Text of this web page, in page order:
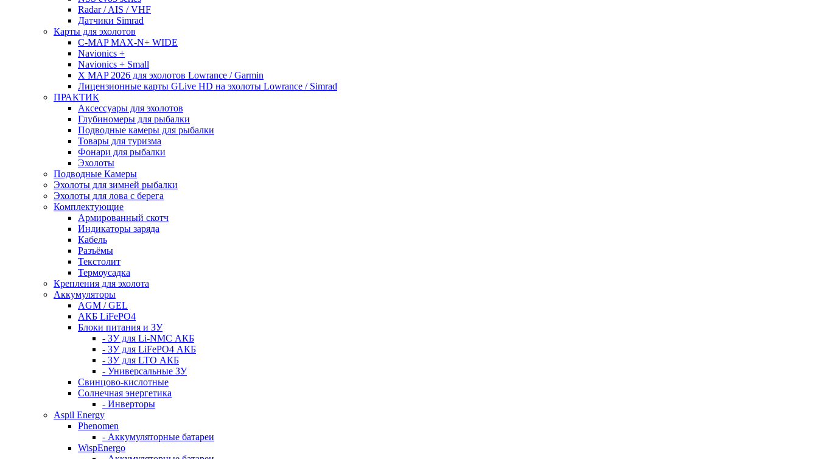
Radar / AIS / VHF
Датчики Simrad
Карты для эхолотов
C-MAP MAX-N+ WIDE
Navionics +
Navionics + Small
X MAP 2026 для эхолотов Lowrance / Garmin
Лицензионные карты GLive HD на эхолоты Lowrance / Simrad
ПРАКТИК
Аксессуары для эхолотов
Глубиномеры для рыбалки
Подводные камеры для рыбалки
Товары для туризма
Фонари для рыбалки
Эхолоты
Подводные Камеры
Эхолоты для зимней рыбалки
Эхолоты для лова с берега
Комплектующие
Армированный скотч
Индикаторы заряда
Кабель
Разъёмы
Текстолит
Термоусадка
Крепления для эхолота
Аккумуляторы
AGM / GEL
АКБ LiFePO4
Блоки питания и ЗУ
- ЗУ для Li-NMC АКБ
- ЗУ для LiFePO4 АКБ
- ЗУ для LTO АКБ
- Универсальные ЗУ
Свинцово-кислотные
Солнечная энергетика
- Инверторы
Aspil Energy
Phenomen
- Аккумуляторные батареи
WispEnergo